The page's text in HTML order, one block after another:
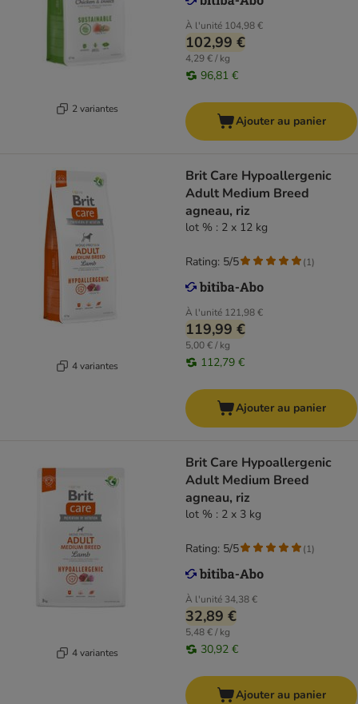
2 variantes
À l'unité 104,98 €
102,99 €
4,29 € / kg
96,81 €
Ajouter au panier
4 variantes
Brit Care Hypoallergenic
Adult Medium Breed
agneau, riz
lot % : 2 x 12 kg
À l'unité 121,98 €
119,99 €
5,00 € / kg
112,79 €
Rating: 5/5 (1)
Ajouter au panier
4 variantes
Brit Care Hypoallergenic
Adult Medium Breed
agneau, riz
lot % : 2 x 3 kg
À l'unité 34,38 €
32,89 €
5,48 € / kg
30,92 €
Rating: 5/5 (1)
Ajouter au panier